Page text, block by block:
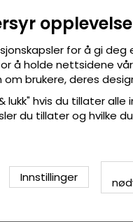
for å gi
å holde nettsidene
om brukere, deres
lukk" hvis du tillater
du tillater og hvilke
Innstillinger